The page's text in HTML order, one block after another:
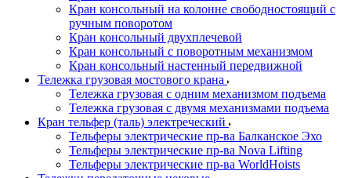
Кран консольный на колонне свободностоящий с
ручным поворотом
Кран консольный двухплечевой
Кран консольный с поворотным механизмом
Кран консольный настенный передвижной
Тележка грузовая мостового крана
Тележка грузовая с одним механизмом подъема
Тележка грузовая с двумя механизмами подъема
Кран тельфер (таль) электреческий
Тельферы электрические пр-ва Балканское Эхо
Тельферы электрические пр-ва Nova Lifting
Тельферы электрические пр-ва WorldHoists